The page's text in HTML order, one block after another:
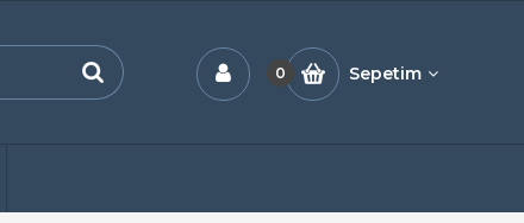
0 Sepetim